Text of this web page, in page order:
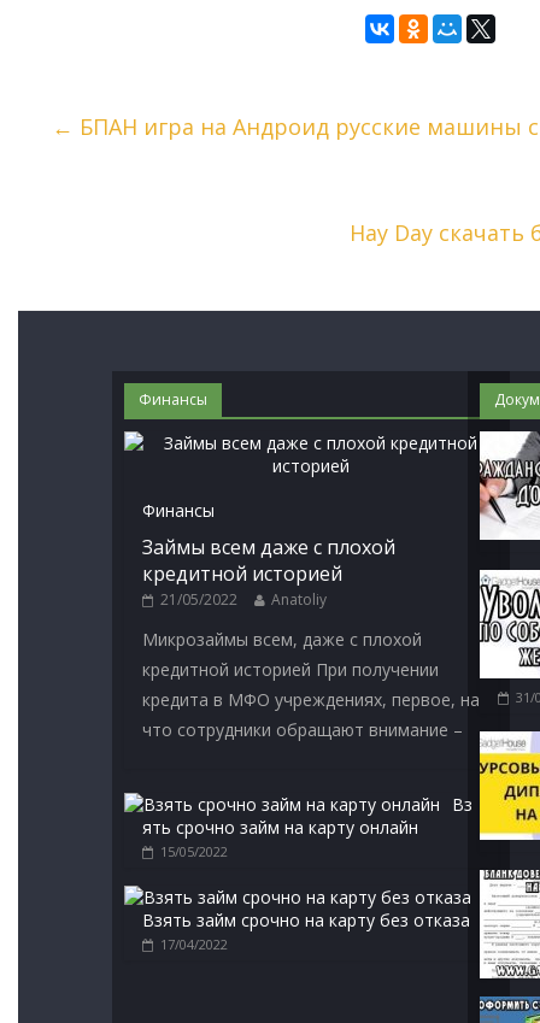
← БПАН игра на Андроид русские машины
Hay Day
Финансы
Финансы
Займы всем даже с плохой
кредитной историей
21/05/2022 Anatoliy
Микрозаймы всем, даже с плохой
кредитной историей При получении
кредита в МФО учреждениях, первое, на
что сотрудники обращают внимание –
Вз
ять срочно займ на карту онлайн
15/05/2022
Взять займ срочно на карту без отказа
17/04/2022
31/